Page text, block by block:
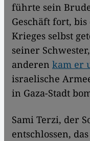
führte sein
Geschäft fort,
Krieges selbst
seiner
anderen kam er
israelische
in Gaza-Stadt
Sami Terzi, der
entschlossen,